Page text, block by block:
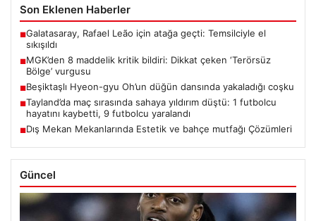
Son Eklenen Haberler
■Galatasaray, Rafael Leão için atağa geçti: Temsilciyle el
sıkışıldı
■MGK’den 8 maddelik kritik bildiri: Dikkat çeken ‘Terörsüz
Bölge’ vurgusu
■Beşiktaşlı Hyeon-gyu Oh’un düğün dansında yakaladığı coşku
■Tayland’da maç sırasında sahaya yıldırım düştü: 1 futbolcu
hayatını kaybetti, 9 futbolcu yaralandı
■Dış Mekan Mekanlarında Estetik ve bahçe mutfağı Çözümleri
Güncel